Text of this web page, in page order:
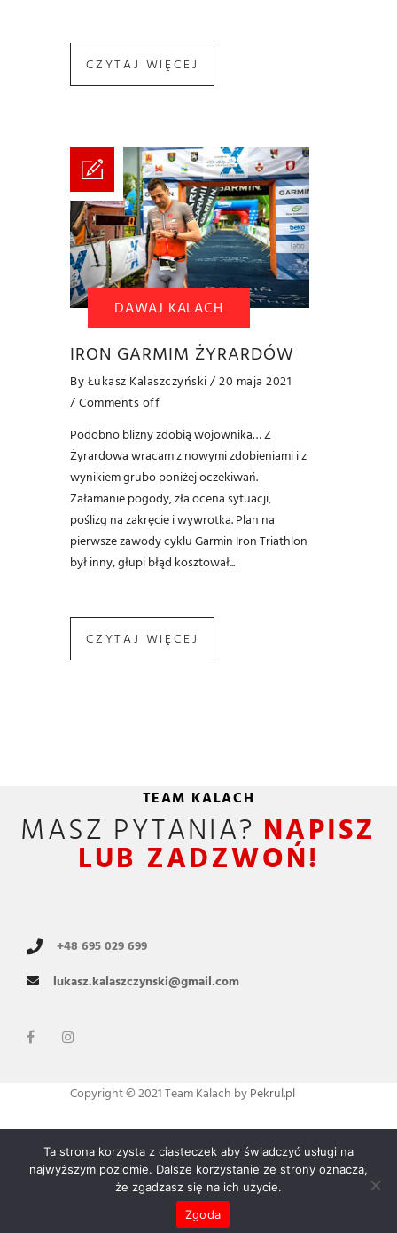
CZYTAJ WIĘCEJ
DAWAJ KALACH
IRON GARMIM ŻYRARDÓW
ByŁukasz Kalaszczyński/ 20 maja 2021
/Comments off
Podobno blizny zdobią wojownika… Z
Żyrardowa wracam z nowymi zdobieniami i z
wynikiem grubo poniżej oczekiwań.
Załamanie pogody, zła ocena sytuacji,
poślizg na zakręcie i wywrotka. Plan na
pierwsze zawody cyklu Garmin Iron Triathlon
był inny, głupi błąd kosztował...
CZYTAJ WIĘCEJ
TEAM KALACH
MASZ PYTANIA? NAPISZ
LUB ZADZWOŃ!
+48 695 029 699
lukasz.kalaszczynski@gmail.com
Copyright © 2021 Team Kalach byPekrul.pl
Polityka prywatności
Ta strona korzysta z ciasteczek aby świadczyć usługi na
najwyższym poziomie. Dalsze korzystanie ze strony oznacza,
że zgadzasz się na ich użycie.
Zgoda